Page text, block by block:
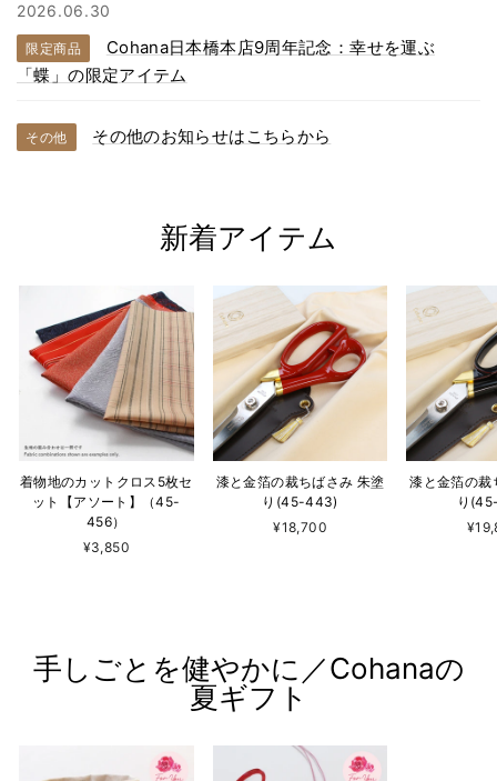
2026.06.30
限定商品
Cohana日本橋本店9周年記念：幸せを運ぶ
「蝶」の限定アイテム
その他 その他のお知らせはこちらから
新着アイテム
着物地のカットクロス5枚セ
ット【アソート】（45-
456）
¥3,850
漆と金箔の裁ちばさみ 朱塗
り(45-443)
¥18,700
漆と金箔の裁
り
手しごとを健やかに／Cohanaの
夏ギフト